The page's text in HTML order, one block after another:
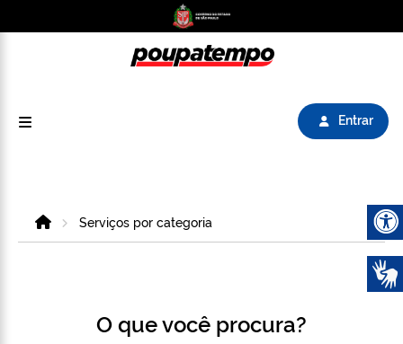
Entrar
HomeServiços por categoria
O que você procura?